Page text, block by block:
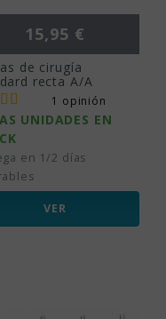
Precio
15,95 €
de cirugía
recta A/A
1 opinión
UNIDADES EN
en 1/2 días
VER